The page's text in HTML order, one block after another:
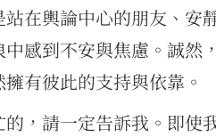
在輿論中心的朋友、安
感到不安與焦慮。誠然
有彼此的支持與依靠。
，請一定告訴我。即使